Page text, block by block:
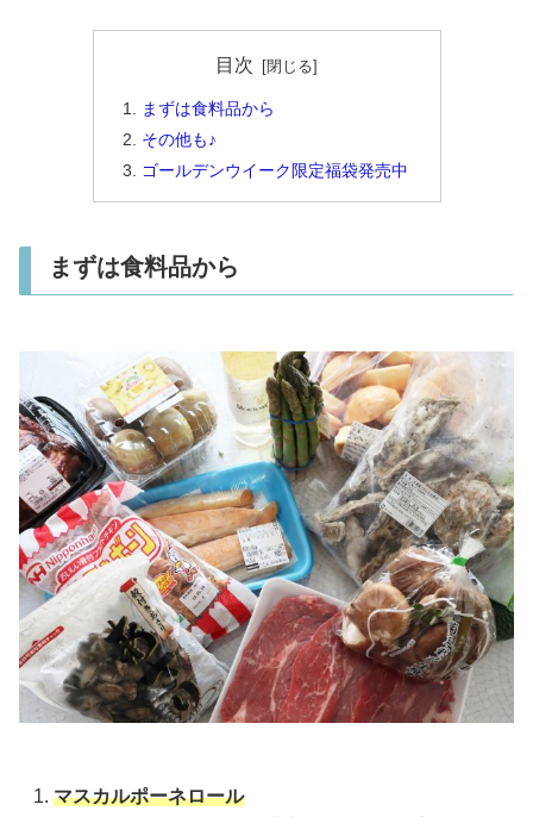
目次
まずは食料品から
その他も♪
ゴールデンウイーク限定福袋発売中
まずは食料品から
マスカルポーネロール